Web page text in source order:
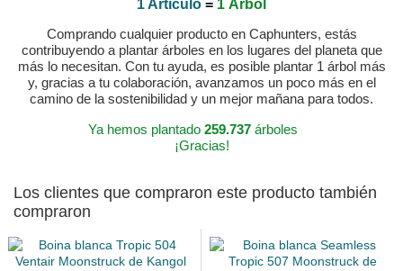
1 Artículo = 1 Árbol
Comprando cualquier producto en Caphunters, estás
contribuyendo a plantar árboles en los lugares del planeta que
más lo necesitan. Con tu ayuda, es posible plantar 1 árbol más
y, gracias a tu colaboración, avanzamos un poco más en el
camino de la sostenibilidad y un mejor mañana para todos.
Ya hemos plantado 259.737 árboles
¡Gracias!
Los clientes que compraron este producto también
compraron